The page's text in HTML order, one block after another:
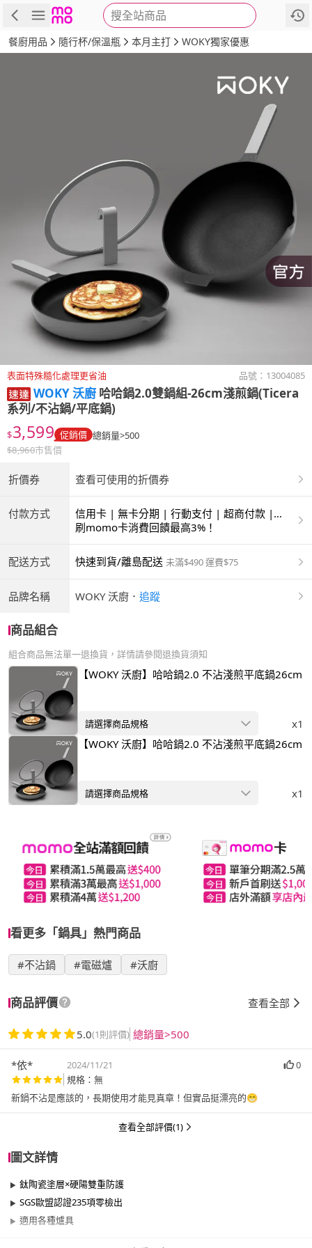
搜全站商品
商品 評價 詳情
餐廚用品 隨行杯/保溫瓶 本月主打 WOKY獨家優惠
表面特殊糙化處理更省油 品號： 13004085
WOKY 沃廚 哈哈鍋2.0雙鍋組-26cm淺煎鍋(Ticera
系列/不沾鍋/平底鍋)
$3,599 促銷價 總銷量>500
$8,960市售價
折價券 查看可使用的折價券
付款方式
信用卡 | 無卡分期 | 行動支付 | 超商付款 |
ATM | 銀聯卡
刷momo卡消費回饋最高3%！
配送方式 快速到貨/離島配送 未滿$490 運費$75
品牌名稱 WOKY 沃廚 ． 追蹤
商品組合
組合商品無法單一退換貨，詳情請參閱退換貨須知
【WOKY 沃廚】哈哈鍋2.0 不沾淺煎平底鍋26cm
請選擇商品規格
x1
【WOKY 沃廚】哈哈鍋2.0 不沾淺煎平底鍋26cm
請選擇商品規格 x1
看更多「鍋具」熱門商品
#不沾鍋 #電磁爐 #沃廚
商品評價 查看全部
5.0(1則評價) 總銷量>500
*依* 2024/11/21
0
規格：無
新鍋不沾是應該的，長期使用才能見真章！但實品挺漂亮的😁
查看全部評價(1)
圖文詳情
鈦陶瓷塗層×硬陽雙重防護
SGS歐盟認證235項零檢出
適用各種爐具